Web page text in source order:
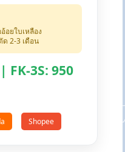
อยใบเหลือง
ด 2-3 เดือน
FK-3S: 950
Shopee